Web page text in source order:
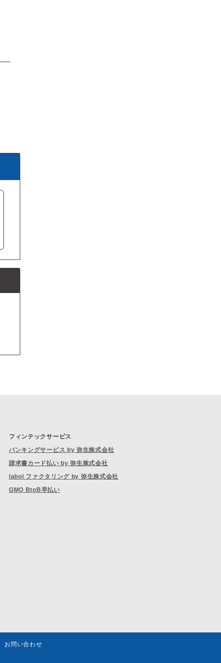
フィンテックサービス
バンキングサービス by 弥生株式会社
請求書カード払い by 弥生株式会社
labol ファクタリング by 弥生株式会社
GMO BtoB早払い
お問い合わせ